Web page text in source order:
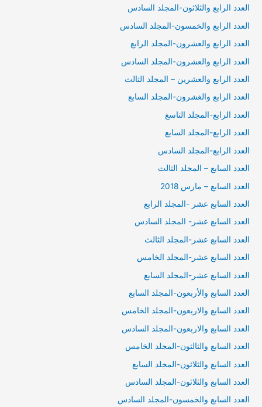
العدد الرابع والثلاثون-المجلد السادس
العدد الرابع والخمسون-المجلد السادس
العدد الرابع والعشرون-المجلد الرابع
العدد الرابع والعشرون-المجلد السادس
العدد الرابع والعشرين – المجلد الثالث
العدد الرابع والغشرون-المجلد السابع
العدد الرابع-المجلد التاسغ
العدد الرابع-المجلد السابع
العدد الرابع-المجلد السادس
العدد السابع – المجلد الثالث
العدد السابع – مارس 2018
العدد السابع عشر -المجلد الرابع
العدد السابع عشر- المجلد السادس
العدد السابع عشر-المجلد الثالث
العدد السابع عشر-المجلد الخامس
العدد السابع عشر-المجلد السايع
العدد السابع والأربعون-المجلد السابع
العدد السابع والاربعون-المجلد الخامس
العدد السابع والاربعون-المجلد السادس
العدد السابع والثالثون-المجلد الخامس
العدد السابع والثلاثون-المجلد السابع
العدد السابع والثلاثون-المجلد السادس
العدد السابع والخمسون-المجلد السادس